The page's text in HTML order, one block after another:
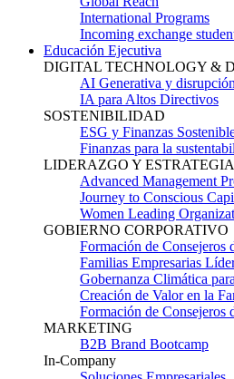
International Programs
Incoming exchange
Educación Ejecutiva
DIGITAL TECHNOLOGY &
AI Generativa y
IA para Altos Directivos
SOSTENIBILIDAD
ESG y Finanzas
Finanzas para la
LIDERAZGO Y ESTRATEGIA
Advanced Management
Journey to Conscious
Women Leading
GOBIERNO CORPORATIVO
Formación de Consejeros
Familias Empresarias
Gobernanza Climática
Creación de Valor en la
Formación de Consejeros
MARKETING
B2B Brand Bootcamp
In-Company